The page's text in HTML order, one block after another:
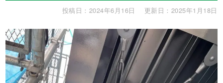
投稿日：2024年6月16日 更新日：2025年1月18日